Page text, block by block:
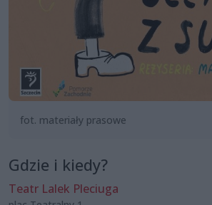
fot. materiały prasowe
Gdzie i kiedy?
Teatr Lalek Pleciuga